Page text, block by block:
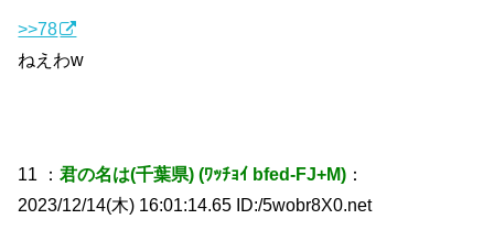
>>78
ねえわw
11 ：君の名は(千葉県) (ﾜｯﾁｮｲ bfed-FJ+M) ：
2023/12/14(木) 16:01:14.65 ID:/5wobr8X0.net